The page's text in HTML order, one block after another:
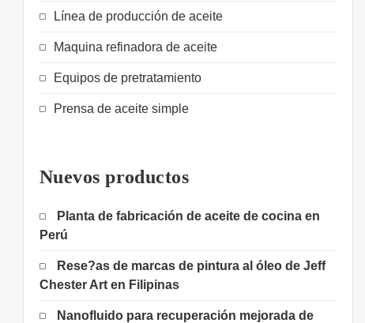
Línea de producción de aceite
Maquina refinadora de aceite
Equipos de pretratamiento
Prensa de aceite simple
Nuevos productos
Planta de fabricación de aceite de cocina en
Perú
Rese?as de marcas de pintura al óleo de Jeff
Chester Art en Filipinas
Nanofluido para recuperación mejorada de